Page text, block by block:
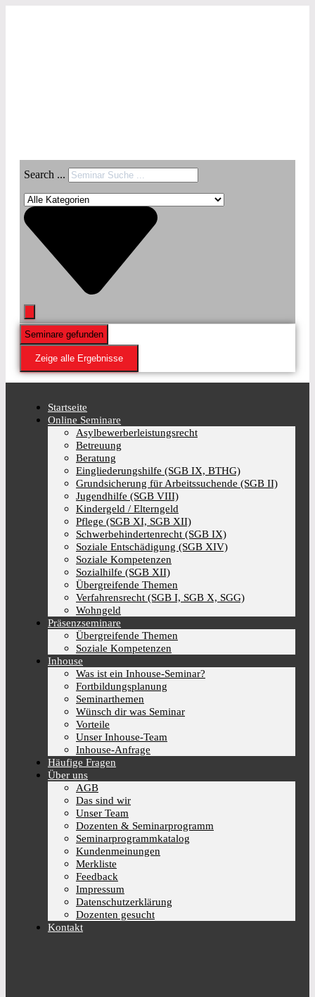
Search ...
Seminare gefunden
Zeige alle Ergebnisse
Startseite
Online Seminare
Asylbewerberleistungsrecht
Betreuung
Beratung
Eingliederungshilfe (SGB IX, BTHG)
Grundsicherung für Arbeitssuchende (SGB II)
Jugendhilfe (SGB VIII)
Kindergeld / Elterngeld
Pflege (SGB XI, SGB XII)
Schwerbehindertenrecht (SGB IX)
Soziale Entschädigung (SGB XIV)
Soziale Kompetenzen
Sozialhilfe (SGB XII)
Übergreifende Themen
Verfahrensrecht (SGB I, SGB X, SGG)
Wohngeld
Präsenzseminare
Übergreifende Themen
Soziale Kompetenzen
Inhouse
Was ist ein Inhouse-Seminar?
Fortbildungsplanung
Seminarthemen
Wünsch dir was Seminar
Vorteile
Unser Inhouse-Team
Inhouse-Anfrage
Häufige Fragen
Über uns
AGB
Das sind wir
Unser Team
Dozenten & Seminarprogramm
Seminarprogrammkatalog
Kundenmeinungen
Merkliste
Feedback
Impressum
Datenschutzerklärung
Dozenten gesucht
Kontakt